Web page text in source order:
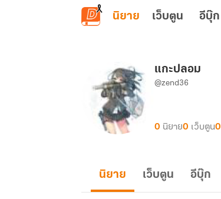
ข้ามไปยังเนื้อหาหลัก
นิยาย เว็บตูน อีบุ๊ก
แกะปลอม
@zend36
0 นิยาย0 เว็บตูน0
นิยาย เว็บตูน อีบุ๊ก